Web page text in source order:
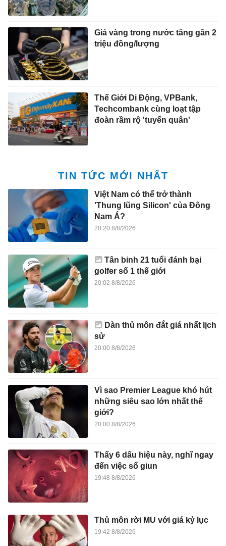
Giá vàng trong nước tăng gần 2
triệu đồng/lượng
Thế Giới Di Động, VPBank,
Techcombank cùng loạt tập
đoàn rầm rộ 'tuyển quân'
TIN TỨC MỚI NHẤT
Việt Nam có thể trở thành
'Thung lũng Silicon' của Đông
Nam Á?
20:20 8/8/2026
Tân binh 21 tuổi đánh bại
golfer số 1 thế giới
20:02 8/8/2026
Dàn thủ môn đắt giá nhất lịch
sử
20:00 8/8/2026
Vì sao Premier League khó hút
những siêu sao lớn nhất thế
giới?
20:00 8/8/2026
Thấy 6 dấu hiệu này, nghĩ ngay
đến việc sổ giun
19:48 8/8/2026
Thủ môn rời MU với giá kỷ lục
19:42 8/8/2026